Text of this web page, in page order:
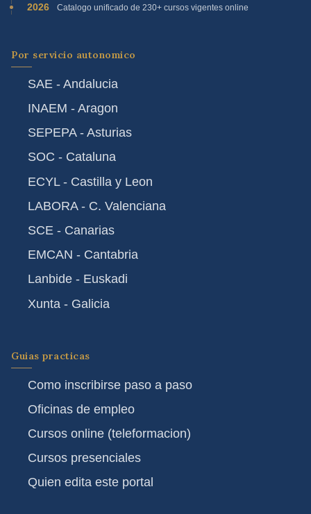
2026 Catalogo unificado de 230+ cursos vigentes online
Por servicio autonomico
SAE - Andalucia
INAEM - Aragon
SEPEPA - Asturias
SOC - Cataluna
ECYL - Castilla y Leon
LABORA - C. Valenciana
SCE - Canarias
EMCAN - Cantabria
Lanbide - Euskadi
Xunta - Galicia
Guias practicas
Como inscribirse paso a paso
Oficinas de empleo
Cursos online (teleformacion)
Cursos presenciales
Quien edita este portal